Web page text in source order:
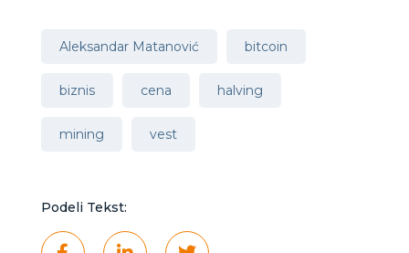
Aleksandar Matanović bitcoin
biznis cena halving
mining vest
Podeli Tekst: